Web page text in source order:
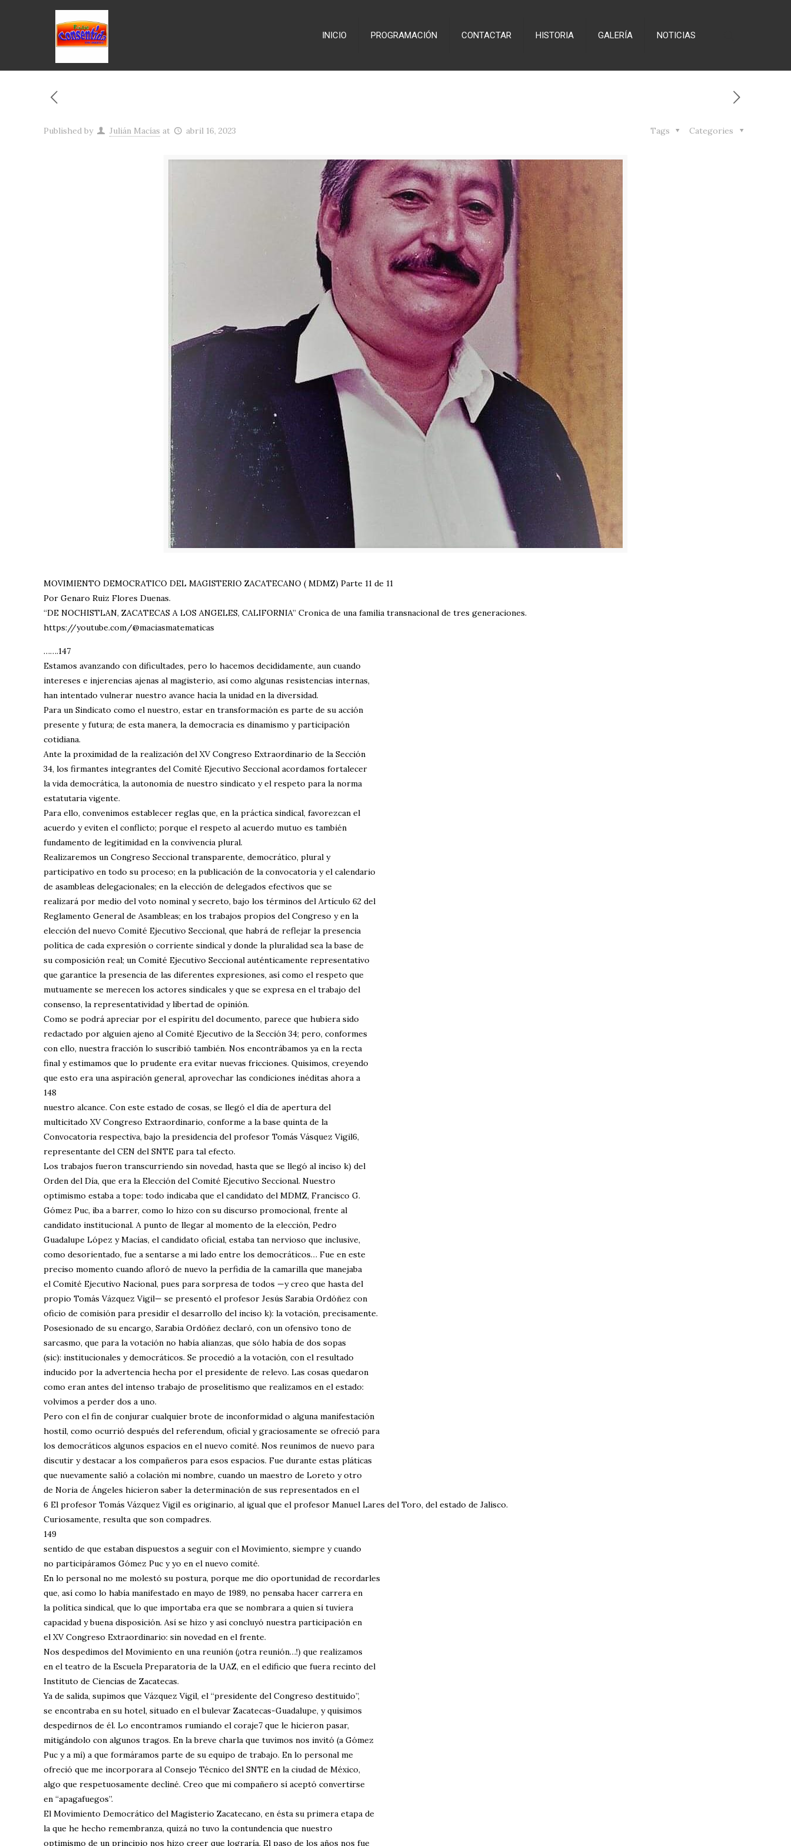
INICIO PROGRAMACIÓN CONTACTAR HISTORIA GALERÍA NOTICIAS
Published by Julián Macías at abril 16, 2023 Categories
Tags
MOVIMIENTO DEMOCRATICO DEL MAGISTERIO ZACATECANO ( MDMZ) Parte 11 de 11
Por Genaro Ruiz Flores Duenas.
“DE NOCHISTLAN, ZACATECAS A LOS ANGELES, CALIFORNIA” Cronica de una familia transnacional de tres generaciones.
https://youtube.com/@maciasmatematicas
…….147
Estamos avanzando con dificultades, pero lo hacemos decididamente, aun cuando
intereses e injerencias ajenas al magisterio, así como algunas resistencias internas,
han intentado vulnerar nuestro avance hacia la unidad en la diversidad.
Para un Sindicato como el nuestro, estar en transformación es parte de su acción
presente y futura; de esta manera, la democracia es dinamismo y participación
cotidiana.
Ante la proximidad de la realización del XV Congreso Extraordinario de la Sección
34, los firmantes integrantes del Comité Ejecutivo Seccional acordamos fortalecer
la vida democrática, la autonomía de nuestro sindicato y el respeto para la norma
estatutaria vigente.
Para ello, convenimos establecer reglas que, en la práctica sindical, favorezcan el
acuerdo y eviten el conflicto; porque el respeto al acuerdo mutuo es también
fundamento de legitimidad en la convivencia plural.
Realizaremos un Congreso Seccional transparente, democrático, plural y
participativo en todo su proceso; en la publicación de la convocatoria y el calendario
de asambleas delegacionales; en la elección de delegados efectivos que se
realizará por medio del voto nominal y secreto, bajo los términos del Artículo 62 del
Reglamento General de Asambleas; en los trabajos propios del Congreso y en la
elección del nuevo Comité Ejecutivo Seccional, que habrá de reflejar la presencia
política de cada expresión o corriente sindical y donde la pluralidad sea la base de
su composición real; un Comité Ejecutivo Seccional auténticamente representativo
que garantice la presencia de las diferentes expresiones, así como el respeto que
mutuamente se merecen los actores sindicales y que se expresa en el trabajo del
consenso, la representatividad y libertad de opinión.
Como se podrá apreciar por el espíritu del documento, parece que hubiera sido
redactado por alguien ajeno al Comité Ejecutivo de la Sección 34; pero, conformes
con ello, nuestra fracción lo suscribió también. Nos encontrábamos ya en la recta
final y estimamos que lo prudente era evitar nuevas fricciones. Quisimos, creyendo
que esto era una aspiración general, aprovechar las condiciones inéditas ahora a
148
nuestro alcance. Con este estado de cosas, se llegó el día de apertura del
multicitado XV Congreso Extraordinario, conforme a la base quinta de la
Convocatoria respectiva, bajo la presidencia del profesor Tomás Vásquez Vigil6,
representante del CEN del SNTE para tal efecto.
Los trabajos fueron transcurriendo sin novedad, hasta que se llegó al inciso k) del
Orden del Día, que era la Elección del Comité Ejecutivo Seccional. Nuestro
optimismo estaba a tope: todo indicaba que el candidato del MDMZ, Francisco G.
Gómez Puc, iba a barrer, como lo hizo con su discurso promocional, frente al
candidato institucional. A punto de llegar al momento de la elección, Pedro
Guadalupe López y Macías, el candidato oficial, estaba tan nervioso que inclusive,
como desorientado, fue a sentarse a mi lado entre los democráticos… Fue en este
preciso momento cuando afloró de nuevo la perfidia de la camarilla que manejaba
el Comité Ejecutivo Nacional, pues para sorpresa de todos —y creo que hasta del
propio Tomás Vázquez Vigil— se presentó el profesor Jesús Sarabia Ordóñez con
oficio de comisión para presidir el desarrollo del inciso k): la votación, precisamente.
Posesionado de su encargo, Sarabia Ordóñez declaró, con un ofensivo tono de
sarcasmo, que para la votación no había alianzas, que sólo había de dos sopas
(sic): institucionales y democráticos. Se procedió a la votación, con el resultado
inducido por la advertencia hecha por el presidente de relevo. Las cosas quedaron
como eran antes del intenso trabajo de proselitismo que realizamos en el estado:
volvimos a perder dos a uno.
Pero con el fin de conjurar cualquier brote de inconformidad o alguna manifestación
hostil, como ocurrió después del referendum, oficial y graciosamente se ofreció para
los democráticos algunos espacios en el nuevo comité. Nos reunimos de nuevo para
discutir y destacar a los compañeros para esos espacios. Fue durante estas pláticas
que nuevamente salió a colación mi nombre, cuando un maestro de Loreto y otro
de Noria de Ángeles hicieron saber la determinación de sus representados en el
6 El profesor Tomás Vázquez Vigil es originario, al igual que el profesor Manuel Lares del Toro, del estado de Jalisco.
Curiosamente, resulta que son compadres.
149
sentido de que estaban dispuestos a seguir con el Movimiento, siempre y cuando
no participáramos Gómez Puc y yo en el nuevo comité.
En lo personal no me molestó su postura, porque me dio oportunidad de recordarles
que, así como lo había manifestado en mayo de 1989, no pensaba hacer carrera en
la política sindical, que lo que importaba era que se nombrara a quien sí tuviera
capacidad y buena disposición. Así se hizo y así concluyó nuestra participación en
el XV Congreso Extraordinario: sin novedad en el frente.
Nos despedimos del Movimiento en una reunión (¡otra reunión…!) que realizamos
en el teatro de la Escuela Preparatoria de la UAZ, en el edificio que fuera recinto del
Instituto de Ciencias de Zacatecas.
Ya de salida, supimos que Vázquez Vigil, el “presidente del Congreso destituido”,
se encontraba en su hotel, situado en el bulevar Zacatecas-Guadalupe, y quisimos
despedirnos de él. Lo encontramos rumiando el coraje7 que le hicieron pasar,
mitigándolo con algunos tragos. En la breve charla que tuvimos nos invitó (a Gómez
Puc y a mí) a que formáramos parte de su equipo de trabajo. En lo personal me
ofreció que me incorporara al Consejo Técnico del SNTE en la ciudad de México,
algo que respetuosamente decliné. Creo que mi compañero sí aceptó convertirse
en “apagafuegos”.
El Movimiento Democrático del Magisterio Zacatecano, en ésta su primera etapa de
la que he hecho remembranza, quizá no tuvo la contundencia que nuestro
optimismo de un principio nos hizo creer que lograría. El paso de los años nos fue